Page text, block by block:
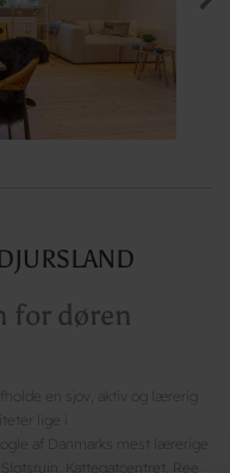
for døren
en sjov, aktiv og lærerig
lige i
af Danmarks mest lærerige
Kattegatcentret, Ree